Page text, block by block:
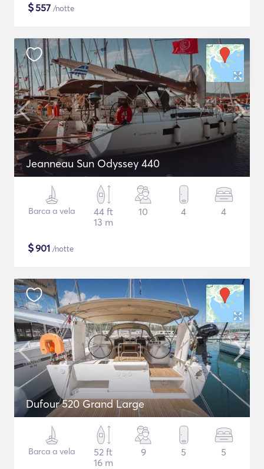
$557 /notte
Jeanneau Sun Odyssey 440
Barca a vela
44 ft
13 m
10 4 4
$901 /notte
Dufour 520 Grand Large
Barca a vela
52 ft
16 m
9 5 5